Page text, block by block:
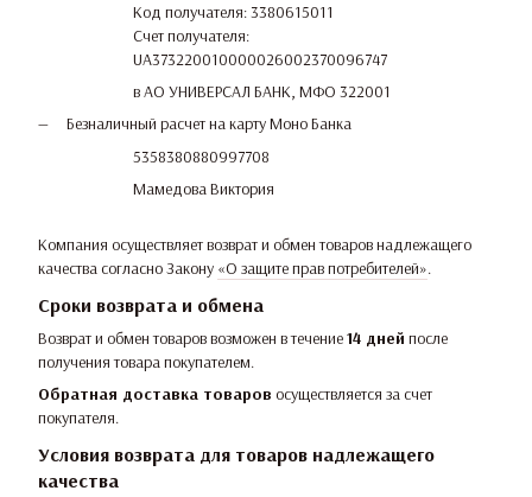
Код получателя: 3380615011
Счет получателя:
UA373220010000026002370096747
в АО УНИВЕРСАЛ БАНК, МФО 322001
Безналичный расчет на карту Моно Банка
5358380880997708
Мамедова Виктория
Компания осуществляет возврат и обмен товаров надлежащего
качества согласно Закону «О защите прав потребителей».
Сроки возврата и обмена
Возврат и обмен товаров возможен в течение14 дней после
получения товара покупателем.
Обратная доставка товаров осуществляется за счет
покупателя.
Условия возврата для товаров надлежащего
качества